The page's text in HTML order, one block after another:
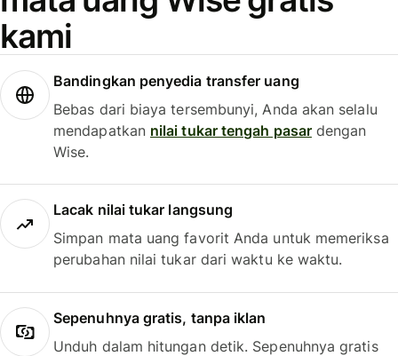
kami
Bandingkan penyedia transfer uang
Bebas dari biaya tersembunyi, Anda akan selalu
mendapatkan nilai tukar tengah pasardengan
Wise.
Lacak nilai tukar langsung
Simpan mata uang favorit Anda untuk memeriksa
perubahan nilai tukar dari waktu ke waktu.
Sepenuhnya gratis, tanpa iklan
Unduh dalam hitungan detik. Sepenuhnya gratis